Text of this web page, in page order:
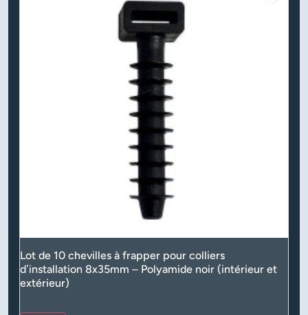
Lot de 10 chevilles à frapper pour colliers
d’installation 8x35mm – Polyamide noir (intérieur et
extérieur)